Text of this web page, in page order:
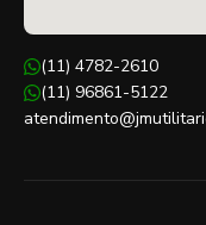
(11) 4782-2610
(11) 96861-5122